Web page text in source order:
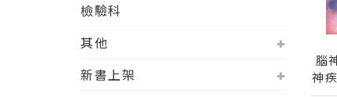
檢驗科
其他
新書上架
腦
神